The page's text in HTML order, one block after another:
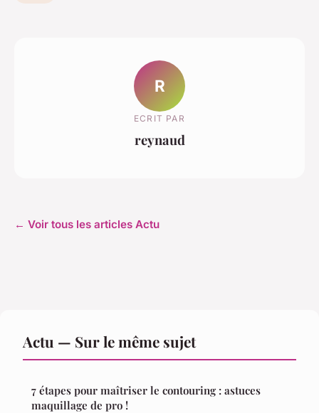
R
ECRIT PAR
reynaud
← Voir tous les articles Actu
Actu — Sur le même sujet
7 étapes pour maîtriser le contouring : astuces
maquillage de pro !